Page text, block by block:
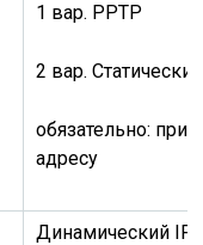
1 вар. PPTP
2 вар.
обязательно:
адресу
Динамический IP